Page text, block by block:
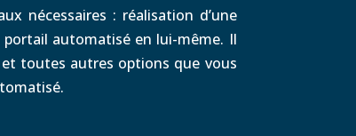
nécessaires : réalisation d’une
automatisé en lui-même. Il
toutes autres options que vous